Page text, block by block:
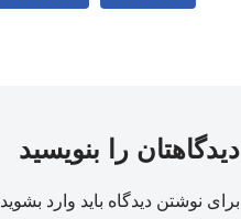
دیدگاهتان را بنویسید
برای نوشتن دیدگاه باید وارد بشوید